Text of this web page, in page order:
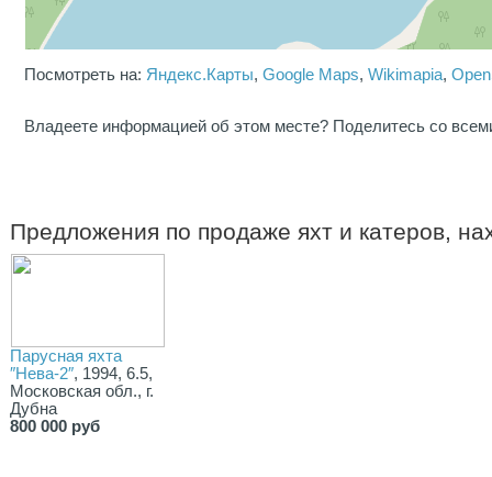
Посмотреть на: Яндекс.Карты,Google Maps,Wikimapia,
Владеете информацией об этом месте? Поделитесь со
Предложения по продаже яхт и катеров,
Парусная яхта
″Нева-2″, 1994, 6.5,
Московская обл., г.
Дубна
800 000 руб